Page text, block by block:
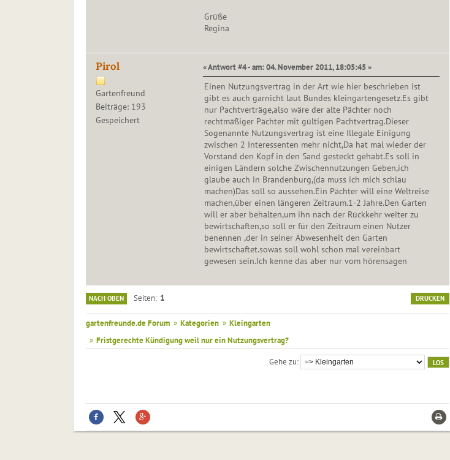
Grüße
Regina
Pirol
Gartenfreund
Beiträge: 193
Gespeichert
« Antwort #4 - am: 04. November 2011, 18:05:45 »
Einen Nutzungsvertrag in der Art wie hier beschrieben ist
gibt es auch garnicht laut Bundes kleingartengesetz.Es gibt
nur Pachtverträge,also wäre der alte Pächter noch
rechtmäßiger Pächter mit gültigen Pachtvertrag.Dieser
Sogenannte Nutzungsvertrag ist eine Illegale Einigung
zwischen 2 Interessenten mehr nicht,Da hat mal wieder der
Vorstand den Kopf in den Sand gesteckt gehabt.Es soll in
einigen Ländern solche Zwischennutzungen Geben,ich
glaube auch in Brandenburg,(da muss ich mich schlau
machen)Das soll so aussehen.Ein Pächter will eine Weltreise
machen,über einen längeren Zeitraum.1-2 Jahre.Den Garten
will er aber behalten,um ihn nach der Rückkehr weiter zu
bewirtschaften,so soll er für den Zeitraum einen Nutzer
benennen ,der in seiner Abwesenheit den Garten
bewirtschaftet.sowas soll wohl schon mal vereinbart
gewesen sein.Ich kenne das aber nur vom hörensagen
DRUCKEN
NACH OBEN Seiten 1
gartenfreunde.de Forum » Kategorien » Kleingarten
» Fristgerechte Kündigung weil nur ein Nutzungsvertrag?
Gehe zu